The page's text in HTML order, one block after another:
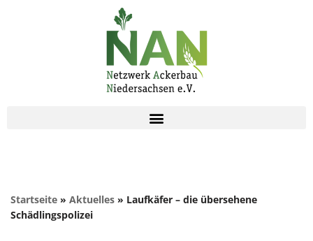
Startseite » Aktuelles » Laufkäfer – die übersehene
Schädlingspolizei